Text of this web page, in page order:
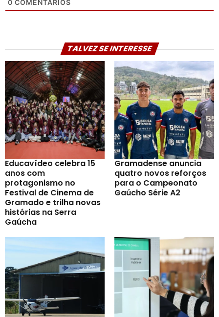
0 COMENTÁRIOS
TALVEZ SE INTERESSE
Educavídeo celebra 15
anos com
protagonismo no
Festival de Cinema de
Gramado e trilha novas
histórias na Serra
Gaúcha
Gramadense anuncia
quatro novos reforços
para o Campeonato
Gaúcho Série A2